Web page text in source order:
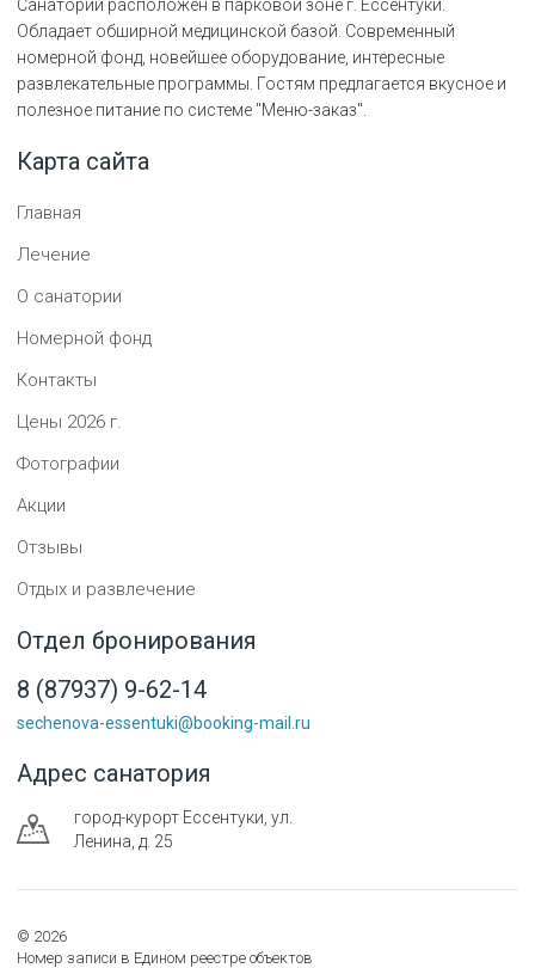
Санаторий расположен в парковой зоне г. Ессентуки.
Обладает обширной медицинской базой. Современный
номерной фонд, новейшее оборудование, интересные
развлекательные программы. Гостям предлагается вкусное и
полезное питание по системе "Меню-заказ".
Карта сайта
Главная
Лечение
О санатории
Номерной фонд
Контакты
Цены 2026 г.
Фотографии
Акции
Отзывы
Отдых и развлечение
Отдел бронирования
8 (87937) 9-62-14
sechenova-essentuki@booking-mail.ru
Адрес санатория
город-курорт Ессентуки, ул.
Ленина, д. 25
© 2026
Номер записи в Едином реестре объектов